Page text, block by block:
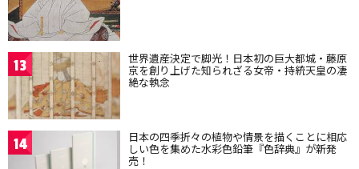
13 世界遺産決定で脚光！日本初の巨大都城・藤原
京を創り上げた知られざる女帝・持統天皇の凄
絶な執念
14 日本の四季折々の植物や情景を描くことに相応
しい色を集めた水彩色鉛筆『色辞典』が新発
売！